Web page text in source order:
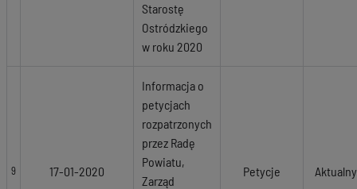
Starostę
Ostródzkiego
w roku 2020
9 17-01-2020
Informacja o
petycjach
rozpatrzonych
przez Radę
Powiatu,
Zarząd
Petycje Aktualny